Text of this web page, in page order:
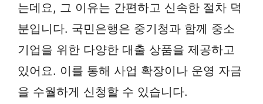
는데요, 그 이유는 간편하고 신속한 절차 덕
분입니다. 국민은행은 중기청과 함께 중소
기업을 위한 다양한 대출 상품을 제공하고
있어요. 이를 통해 사업 확장이나 운영 자금
을 수월하게 신청할 수 있습니다.